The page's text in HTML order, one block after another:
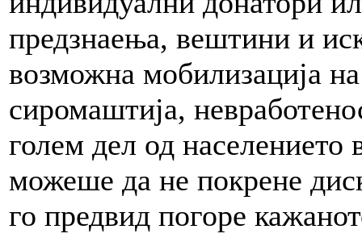
предзнаења, вештини и
возможна мобилизација
сиромаштија,
голем дел од
можеше да не покрене
го предвид погоре